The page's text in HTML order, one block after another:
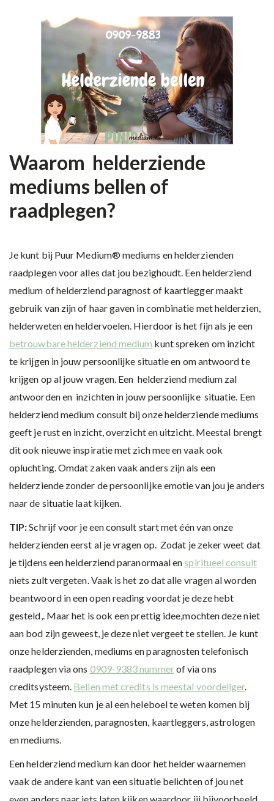
Waarom helderziende
mediums bellen of
raadplegen?
Je kunt bij Puur Medium® mediums en helderzienden
raadplegen voor alles dat jou bezighoudt. Een helderziend
medium of helderziend paragnost of kaartlegger maakt
gebruik van zijn of haar gaven in combinatie met helderzien,
helderweten en heldervoelen. Hierdoor is het fijn als je een
betrouwbare helderziend medium kunt spreken om inzicht
te krijgen in jouw persoonlijke situatie en om antwoord te
krijgen op al jouw vragen. Een helderziend medium zal
antwoorden en inzichten in jouw persoonlijke situatie. Een
helderziend medium consult bij onze helderziende mediums
geeft je rust en inzicht, overzicht en uitzicht. Meestal brengt
dit ook nieuwe inspiratie met zich mee en vaak ook
opluchting. Omdat zaken vaak anders zijn als een
helderziende zonder de persoonlijke emotie van jou je anders
naar de situatie laat kijken.
TIP:Schrijf voor je een consult start met één van onze
helderzienden eerst al je vragen op. Zodat je zeker weet dat
je tijdens een helderziend paranormaal enspiritueel consult
niets zult vergeten. Vaak is het zo dat alle vragen al worden
beantwoord in een open reading voordat je deze hebt
gesteld,. Maar het is ook een prettig idee,mochten deze niet
aan bod zijn geweest, je deze niet vergeet te stellen. Je kunt
onze helderzienden, mediums en paragnosten telefonisch
raadplegen via ons 0909-9383 nummerof via ons
creditsysteem. Bellen met credits is meestal voordeliger.
Met 15 minuten kun je al een heleboel te weten komen bij
onze helderzienden, paragnosten, kaartleggers, astrologen
en mediums.
Een helderziend medium kan door het helder waarnemen
vaak de andere kant van een situatie belichten of jou net